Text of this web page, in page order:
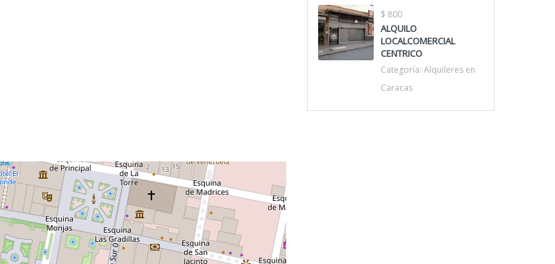
$ 800
ALQUILO
LOCALCOMERCIAL
CENTRICO
Categoría: Alquileres en
Caracas